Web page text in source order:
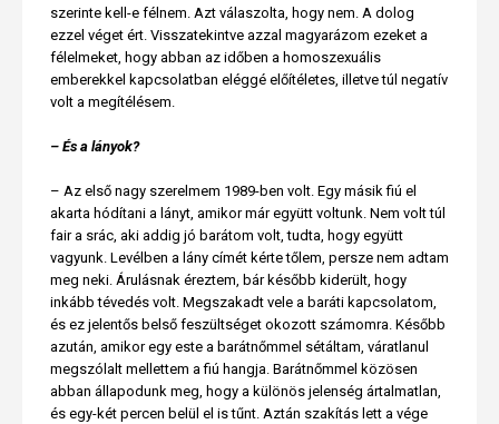
szerinte kell-e félnem. Azt válaszolta, hogy nem. A dolog
ezzel véget ért. Visszatekintve azzal magyarázom ezeket a
félelmeket, hogy abban az időben a homoszexuális
emberekkel kapcsolatban eléggé előítéletes, illetve túl negatív
volt a megítélésem.
– És a lányok?
– Az első nagy szerelmem 1989-ben volt. Egy másik fiú el
akarta hódítani a lányt, amikor már együtt voltunk. Nem volt túl
fair a srác, aki addig jó barátom volt, tudta, hogy együtt
vagyunk. Levélben a lány címét kérte tőlem, persze nem adtam
meg neki. Árulásnak éreztem, bár később kiderült, hogy
inkább tévedés volt. Megszakadt vele a baráti kapcsolatom,
és ez jelentős belső feszültséget okozott számomra. Később
azután, amikor egy este a barátnőmmel sétáltam, váratlanul
megszólalt mellettem a fiú hangja. Barátnőmmel közösen
abban állapodunk meg, hogy a különös jelenség ártalmatlan,
és egy-két percen belül el is tűnt. Aztán szakítás lett a vége